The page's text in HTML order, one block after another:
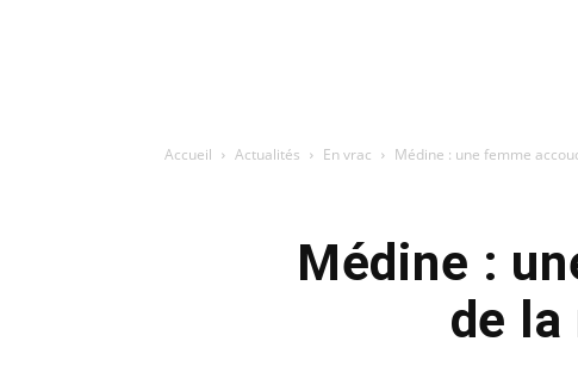
Accueil Actualités En vrac Médine : une femme
Médine :